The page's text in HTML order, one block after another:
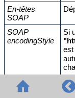
En-têtes
SOAP
SOAP
encodingStyle
Si
est